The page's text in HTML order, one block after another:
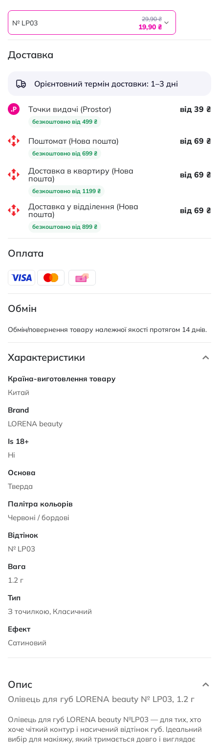
№ LP03 29,90 ₴
19,90 ₴
Доставка
Орієнтовний термін доставки: 1–3 дні
Точки видачі (Prostor)
безкоштовно від 499 ₴
від 39 ₴
Поштомат (Нова пошта)
безкоштовно від 699 ₴
від 69 ₴
Доставка в квартиру (Нова
пошта)
безкоштовно від 1199 ₴
від 69 ₴
Доставка у відділення (Нова
пошта)
безкоштовно від 899 ₴
від 69 ₴
Оплата
Обмін
Обмін/повернення товару належної якості протягом 14 днів.
Характеристики
Характеристики
Китай
LORENA beauty
Ні
Тверда
Червоні / бордові
№ LP03
1.2 г
З точилкою, Класичний
Сатиновий
Опис
Олівець для губ LORENA beauty № LP03, 1.2 г
Олівець для губ LORENA beauty №LP03 — для тих, хто
хоче чіткий контур і насичений відтінок губ. Ідеальний
вибір для макіяжу, який тримається довго і виглядає